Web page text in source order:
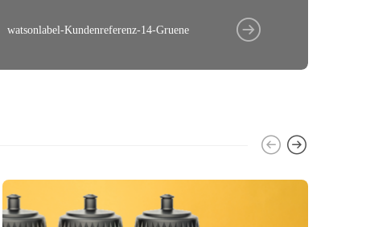
watsonlabel-Kundenreferenz-14-Gruene